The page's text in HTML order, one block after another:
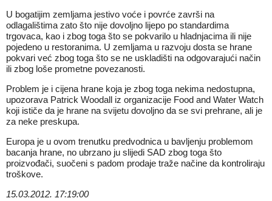
U bogatijim zemljama jestivo voće i povrće završi na
odlagalištima zato što nije dovoljno lijepo po standardima
trgovaca, kao i zbog toga što se pokvarilo u hladnjacima ili nije
pojedeno u restoranima. U zemljama u razvoju dosta se hrane
pokvari već zbog toga što se ne uskladišti na odgovarajući način
ili zbog loše prometne povezanosti.
Problem je i cijena hrane koja je zbog toga nekima nedostupna,
upozorava Patrick Woodall iz organizacije Food and Water Watch
koji ističe da je hrane na svijetu dovoljno da se svi prehrane, ali je
za neke preskupa.
Europa je u ovom trenutku predvodnica u bavljenju problemom
bacanja hrane, no ubrzano ju slijedi SAD zbog toga što
proizvođači, suočeni s padom prodaje traže načine da kontroliraju
troškove.
15.03.2012. 17:19:00